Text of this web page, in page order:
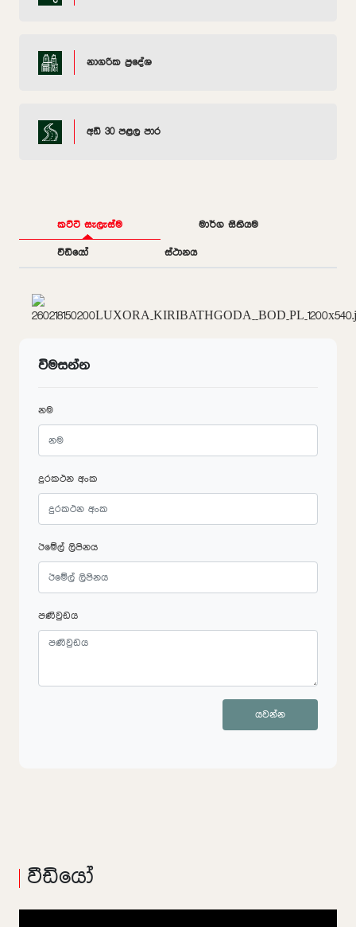
නාගරික ප්‍රදේශ
අඩි 30 පළල පාර
කට්ටි සැලැස්ම මාර්ග සිතියම
වීඩියෝ ස්ථානය
විමසන්න
නම
දුරකථන අංක
ඊමේල් ලිපිනය
පණිවුඩය
යවන්න
වීඩියෝ